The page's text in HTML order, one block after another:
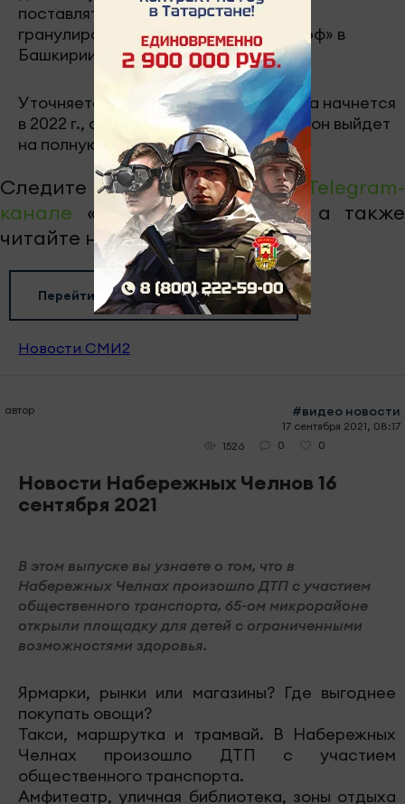
поставляться для производства
гранулированного ПЭТ на АО «Полиэф» в
Башкирии.
Уточняется, что деятельность завода начнется
в 2022 г., а уже через через два года он выйдет
на полную мощность.
Следите за самым важным вTelegram-
канале «Челны-ТВ»,Youtube, а также
читайте нас в«Дзен».
Перейти на страницу новости
Новости СМИ2
автор #видео новости
17 сентября 2021, 08:17
1526
0 0
Новости Набережных Челнов 16
сентября 2021
В этом выпуске вы узнаете о том, что в
Набережных Челнах произошло ДТП с участием
общественного транспорта, 65-ом микрорайоне
открыли площадку для детей с ограниченными
возможностями здоровья.
Ярмарки, рынки или магазины? Где выгоднее
покупать овощи?
Такси, маршрутка и трамвай. В Набережных
Челнах произошло ДТП с участием
общественного транспорта.
Амфитеатр, уличная библиотека, зоны отдыха